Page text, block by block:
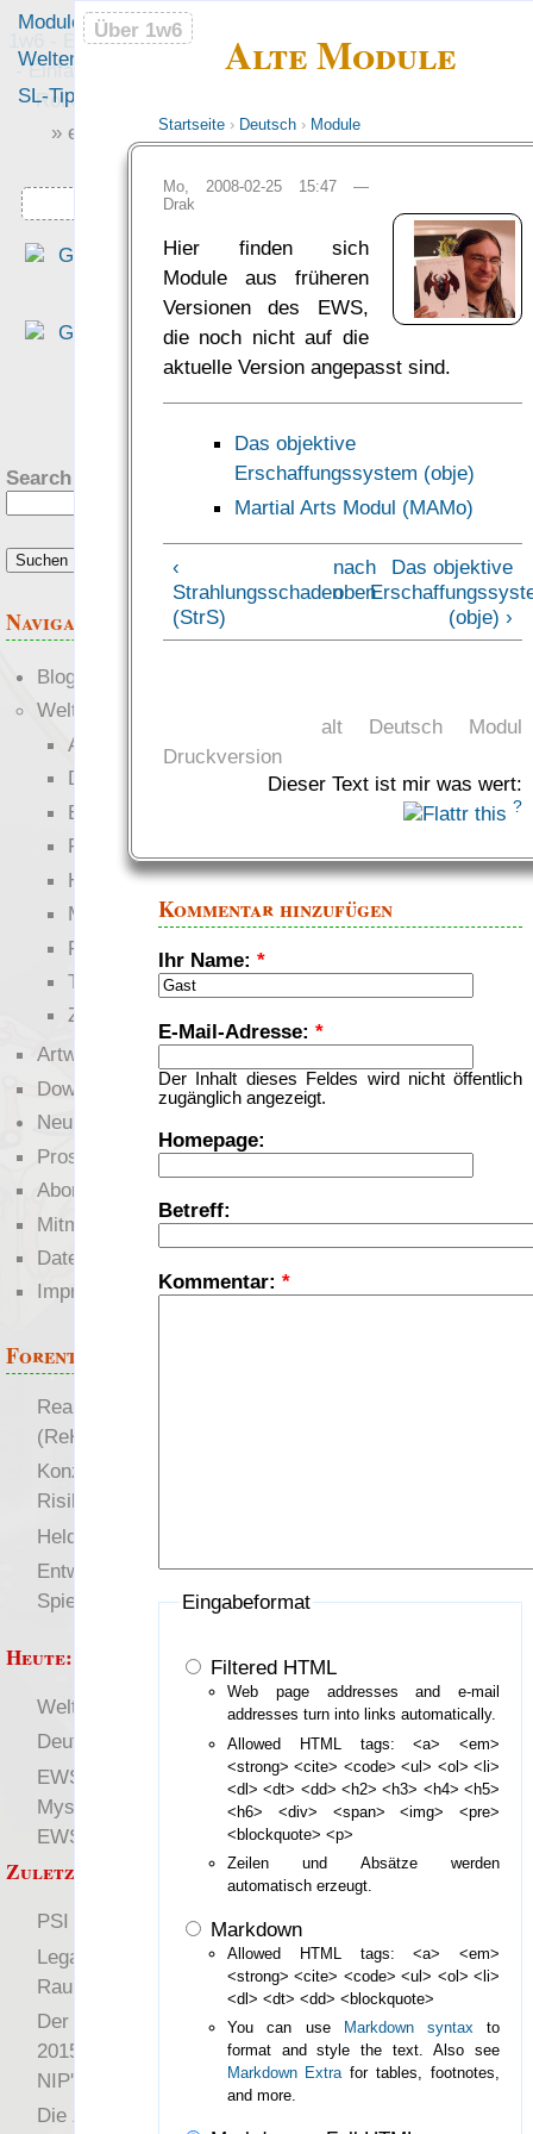
1w6 - Ein Würfel System
- Einfach saubere, freie
Rollenspiel-Regeln
Alte Module
Startseite› Deutsch› Module
Mo, 2008-02-25 15:47 —
Drak
Hier finden sich
Module aus früheren
Versionen des EWS,
die noch nicht auf die
aktuelle Version angepasst sind.
Das objektive
Erschaffungssystem (obje)
Martial Arts Modul (MAMo)
‹
Strahlungsschaden
(StrS)
nach
oben
Das objektive
(obje) ›
alt Deutsch
Modul
Druckversion
Dieser Text ist mir was wert:
?
Kommentar hinzufügen
Ihr Name: *
E-Mail-Adresse: *
Der Inhalt dieses Feldes wird nicht öffentlich
zugänglich angezeigt.
Homepage:
Betreff:
Kommentar: *
Eingabeformat
Filtered HTML
Web page addresses and e-mail
addresses turn into links automatically.
Allowed HTML tags: <a> <em>
<strong> <cite> <code> <ul> <ol> <li>
<dl> <dt> <dd> <h2> <h3> <h4> <h5>
<h6> <div> <span> <img> <pre>
<blockquote> <p>
Zeilen und Absätze werden
automatisch erzeugt.
Markdown
Allowed HTML tags: <a> <em>
<strong> <cite> <code> <ul> <ol> <li>
<dl> <dt> <dd> <blockquote>
You can use
Markdown syntax to
format and style the text. Also see
Markdown Extra for tables, footnotes,
and more.
Über 1w6
Module
Welten
Foren
SL-Tipps
» einfach saubere «
» Regeln «
Über 1w6
Downloads
?
Search this site:
Navigation
Blogs
Welten
Ante Portas
Die neuen Lande
EWS-X
Freihändler
Hinter der Welt
Magie
RaumZeit
Technophob
Zettel-RPG
Artwork
Downloads
Neuigkeiten
Prosa
Abonnieren
Mitmachen
Datenschutz
Impressum
Forenthemen
Realistische Kämpfe
(ReKa)
Konzept für Schwächen:
Risiko
Heldendokument
Entwicklung von
Spielwelten
Heute:
Welten
Deutsch
EWS-X » Ein modernes
Mystery-Setting für das
EWS entsteht
Zuletzt angezeigt:
PSI in Raumzeit
Legalitätsklassen für
Raumzeit
Der Gratisrollenspieltag
2015 in Karlsruhe, mit
NIP'AJIN Spielbericht
Die Zat
„Durch das fixe
haben wir nur sehr wenig
auf Regelebene verbracht
hatten mehr Muße, auf
Setting einzugehen.“
— PiHalbe: Mutant —
gångens Arvta­gare
was Leute sagen…